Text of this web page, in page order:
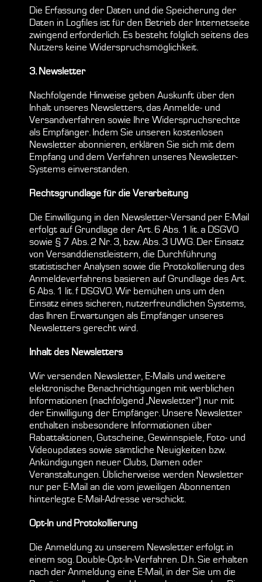
Die Erfassung der Daten und die Speicherung der
Daten in Logfiles ist für den Betrieb der Internetseite
zwingend erforderlich. Es besteht folglich seitens des
Nutzers keine Widerspruchsmöglichkeit.
3. Newsletter
Nachfolgende Hinweise geben Auskunft über den
Inhalt unseres Newsletters, das Anmelde- und
Versandverfahren sowie Ihre Widerspruchsrechte
als Empfänger. Indem Sie unseren kostenlosen
Newsletter abonnieren, erklären Sie sich mit dem
Empfang und dem Verfahren unseres Newsletter-
Systems einverstanden.
Rechtsgrundlage für die Verarbeitung
Die Einwilligung in den Newsletter-Versand per E-Mail
erfolgt auf Grundlage der Art. 6 Abs. 1 lit. a DSGVO
sowie § 7 Abs. 2 Nr. 3, bzw. Abs. 3 UWG. Der Einsatz
von Versanddienstleistern, die Durchführung
statistischer Analysen sowie die Protokollierung des
Anmeldeverfahrens basieren auf Grundlage des Art.
6 Abs. 1 lit. f DSGVO. Wir bemühen uns um den
Einsatz eines sicheren, nutzerfreundlichen Systems,
das Ihren Erwartungen als Empfänger unseres
Newsletters gerecht wird.
Inhalt des Newsletters
Wir versenden Newsletter, E-Mails und weitere
elektronische Benachrichtigungen mit werblichen
Informationen (nachfolgend „Newsletter“) nur mit
der Einwilligung der Empfänger. Unsere Newsletter
enthalten insbesondere Informationen über
Rabattaktionen, Gutscheine, Gewinnspiele, Foto- und
Videoupdates sowie sämtliche Neuigkeiten bzw.
Ankündigungen neuer Clubs, Damen oder
Veranstaltungen. Üblicherweise werden Newsletter
nur per E-Mail an die vom jeweiligen Abonnenten
hinterlegte E-Mail-Adresse verschickt.
Opt-In und Protokollierung
Die Anmeldung zu unserem Newsletter erfolgt in
einem sog. Double-Opt-In-Verfahren. D.h. Sie erhalten
nach der Anmeldung eine E-Mail, in der Sie um die